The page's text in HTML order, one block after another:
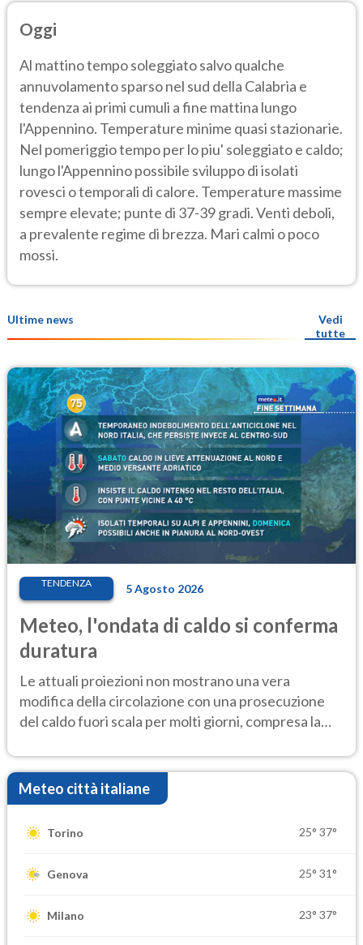
Oggi
Al mattino tempo soleggiato salvo qualche
annuvolamento sparso nel sud della Calabria e
tendenza ai primi cumuli a fine mattina lungo
l'Appennino. Temperature minime quasi stazionarie.
Nel pomeriggio tempo per lo piu' soleggiato e caldo;
lungo l'Appennino possibile sviluppo di isolati
rovesci o temporali di calore. Temperature massime
sempre elevate; punte di 37-39 gradi. Venti deboli,
a prevalente regime di brezza. Mari calmi o poco
mossi.
Ultime news
Vedi
tutte
TENDENZA 5 Agosto 2026
Meteo, l'ondata di caldo si conferma
duratura
Le attuali proiezioni non mostrano una vera
modifica della circolazione con una prosecuzione
del caldo fuori scala per molti giorni, compresa la
Meteo città italiane
Torino 25° 37°
Genova 25° 31°
Milano 23° 37°